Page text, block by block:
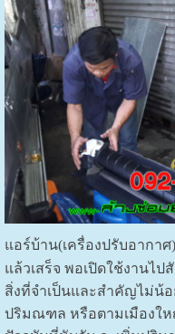
แอร์บ้าน(เครื่องปรับอากา
แล้วเสร็จ พอเปิดใช้งานไป
สิ่งที่จำเป็นและสำคัญไม่น้อ
ปริมณฑล หรือตามเมืองใ